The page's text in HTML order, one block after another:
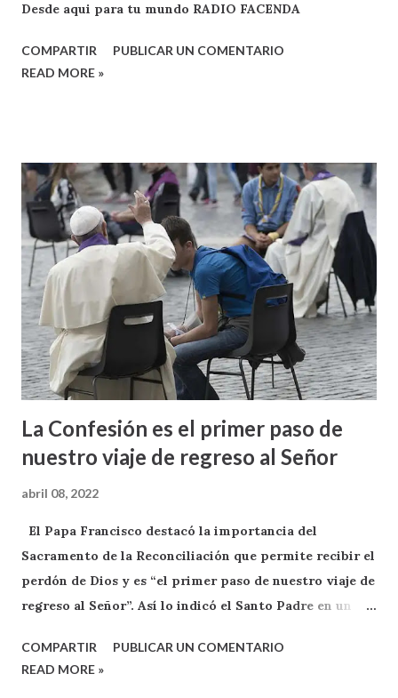
Desde aqui para tu mundo RADIO FACENDA
COMPARTIR
PUBLICAR UN COMENTARIO
READ MORE »
La Confesión es el primer paso de
nuestro viaje de regreso al Señor
abril 08, 2022
El Papa Francisco destacó la importancia del
Sacramento de la Reconciliación que permite recibir el
perdón de Dios y es “el primer paso de nuestro viaje de
regreso al Señor”. Así lo indicó el Santo Padre en un
Twitter @Pontifex_es en el que reconoció que “somos
COMPARTIR
PUBLICAR UN COMENTARIO
READ MORE »